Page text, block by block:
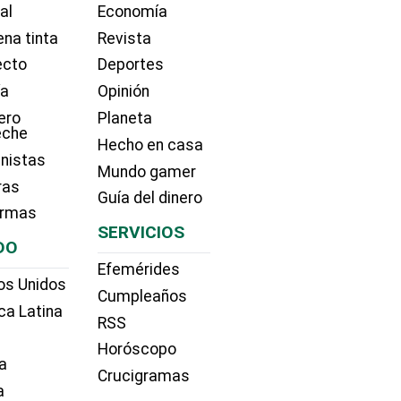
tinta
Unidos
Latina
Economía
Revista
Deportes
Opinión
Planeta
Hecho en casa
Mundo gamer
Guía del dinero
SERVICIOS
Efemérides
Cumpleaños
RSS
Horóscopo
Crucigramas